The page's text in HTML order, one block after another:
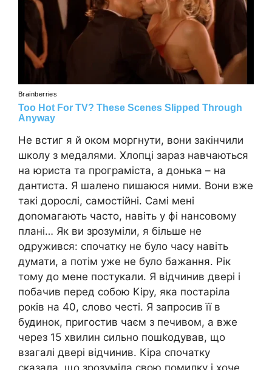
Не встиг я й оком моргнути, вони закінчили
школу з медалями. Хлопці зараз навчаються
на юриста та програміста, а донька – на
дантиста. Я шалено пишаюся ними. Вони вже
такі дорослі, самостійні. Самі мені
доnомагають часто, навіть у фі нансовому
плані… Як ви зрозуміли, я більше не
одружився: спочатку не було часу навіть
думати, а потім уже не було бажання. Рік
тому до мене постукали. Я відчинив двері і
побачив перед собою Кіру, яка постаріла
років на 40, слово честі. Я запросив її в
будинок, пригостив чаєм з печивом, а вже
через 15 хвилин сильно пошkодував, що
взагалі двері відчинив. Кіра спочатку